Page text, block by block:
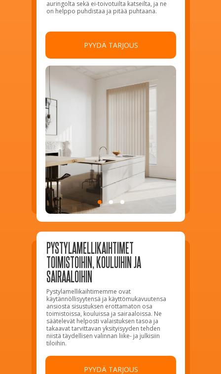
auringolta sekä ei-toivotuilta katseilta, ja ne
on helppo puhdistaa ja pitää puhtaana.
PYYDÄ TARJOUS
PYSTYLAMELLIKAIHTIMET
TOIMISTOIHIN, KOULUIHIN JA
SAIRAALOIHIN
Pystylamellikaihtimemme ovat
käytännöllisyytensä ja käyttömukavuutensa
ansiosta sisustuksen erottamaton osa
toimistoissa, kouluissa ja sairaaloissa. Ne
säätelevät helposti valaistuksen tasoa ja
takaavat tarvittavan yksityisyyden tehden
niistä täydellisen valinnan liike- ja julkisiin
tiloihin.
PYYDÄ TARJOUS